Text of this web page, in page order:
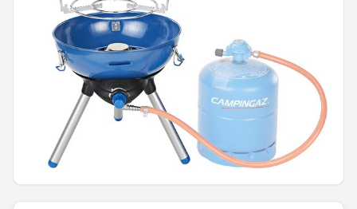
Eurotrail
Camp
LifeGoods
Bo-Camp
NOMAD